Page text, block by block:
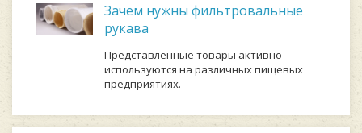
Зачем нужны фильтровальные
рукава
Представленные товары активно
используются на различных пищевых
предприятиях.